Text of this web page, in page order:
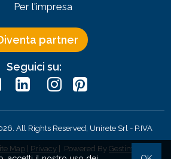
Per l'impresa
partner
Seguici su:
All Rights Reserved, Unirete Srl - P.IVA
Map Privacy | Powered By Gestim